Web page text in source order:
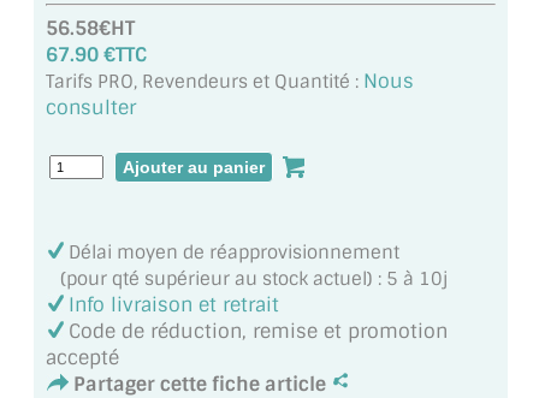
MIROIR POUR SALLE DE SPORT
MIROIR POUR SALLE DE DANSE
VERRE SUR MESURE
VERRE EXTRACLAIR
VERRE TREMPÉ (SÉCURIT)
56.58€HT
67.90 €TTC
Tarifs PRO, Revendeurs et Quantité : Nous
consulter
Délai moyen de réapprovisionnement
(pour qté supérieur au stock actuel) : 5 à 10j
Info livraison et retrait
Code de réduction, remise et promotion
accepté
Partager cette fiche article